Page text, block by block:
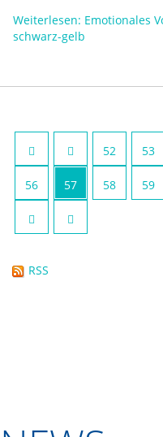
Weiterlesen: Emotionales
schwarz-gelb
52 53
56 57 58 59
RSS